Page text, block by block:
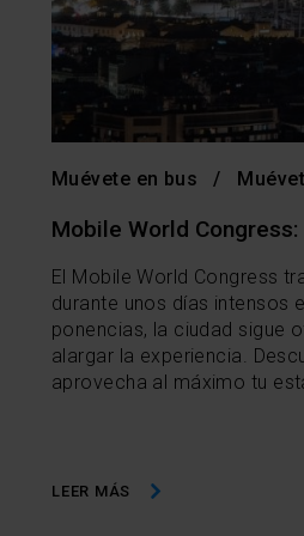
Muévete en bus
Mobile World
El Mobile World Congress
durante unos días intensos
ponencias, la ciudad sigue
alargar la experiencia.
aprovecha al máximo tu
LEER MÁS